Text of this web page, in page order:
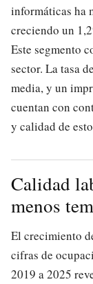
informáticas ha
creciendo un
Este segmento
sector. La tasa
media, y un
cuentan con
y calidad de
Calidad
menos
El crecimiento
cifras de
2019 a 2025